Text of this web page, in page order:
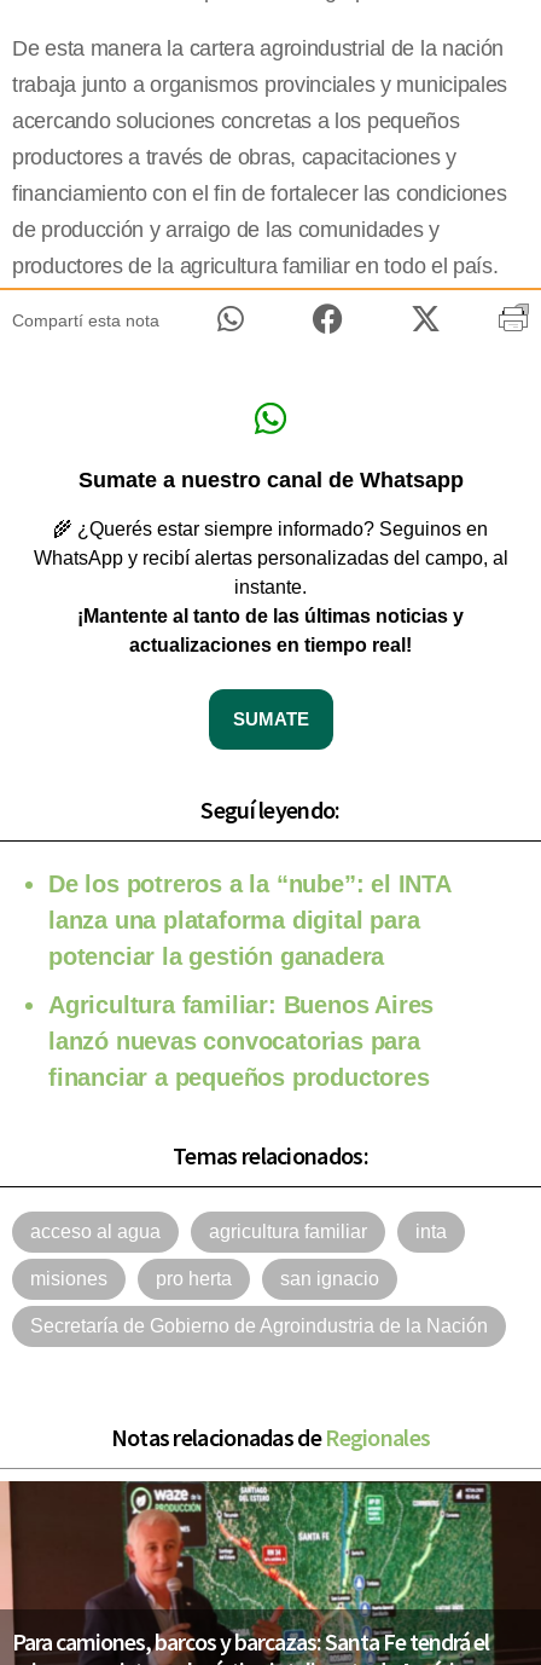
De esta manera la cartera agroindustrial de la nación
trabaja junto a organismos provinciales y municipales
acercando soluciones concretas a los pequeños
productores a través de obras, capacitaciones y
financiamiento con el fin de fortalecer las condiciones
de producción y arraigo de las comunidades y
productores de la agricultura familiar en todo el país.
Compartí esta nota
Sumate a nuestro canal de Whatsapp
🌾 ¿Querés estar siempre informado? Seguinos en
WhatsApp y recibí alertas personalizadas del campo, al
instante.
¡Mantente al tanto de las últimas noticias y
actualizaciones en tiempo real!
SUMATE
Seguí leyendo:
De los potreros a la “nube”: el INTA
lanza una plataforma digital para
potenciar la gestión ganadera
Agricultura familiar: Buenos Aires
lanzó nuevas convocatorias para
financiar a pequeños productores
Temas relacionados:
acceso al agua agricultura familiar inta
misiones pro herta san ignacio
Secretaría de Gobierno de Agroindustria de la Nación
Notas relacionadas deRegionales
Para camiones, barcos y barcazas: Santa Fe tendrá el